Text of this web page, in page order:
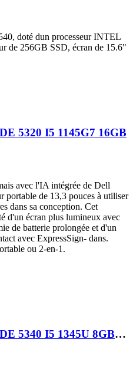
doté dun processeur INTEL
de 256GB SSD, écran de 15.6"
5320 I5 1145G7 16GB
avec l'IA intégrée de Dell
portable de 13,3 pouces à utiliser
dans sa conception. Cet
d'un écran plus lumineux avec
de batterie prolongée et d'un
avec ExpressSign- dans.
ou 2-en-1.
LAPTOP DELL LATITUDE 5340 I5 1345U 8GB 256SSD 13.3″TACTILE X360